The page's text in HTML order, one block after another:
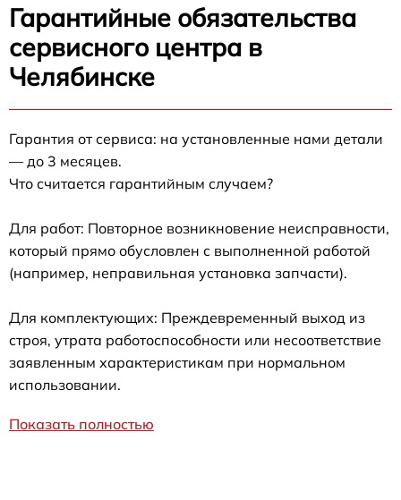
Гарантийные обязательства
сервисного центра в
Челябинске
Гарантия от сервиса: на установленные нами детали
— до 3 месяцев.
Что считается гарантийным случаем?
Для работ: Повторное возникновение неисправности,
который прямо обусловлен с выполненной работой
(например, неправильная установка запчасти).
Для комплектующих: Преждевременный выход из
строя, утрата работоспособности или несоответствие
заявленным характеристикам при нормальном
использовании.
Показать полностью